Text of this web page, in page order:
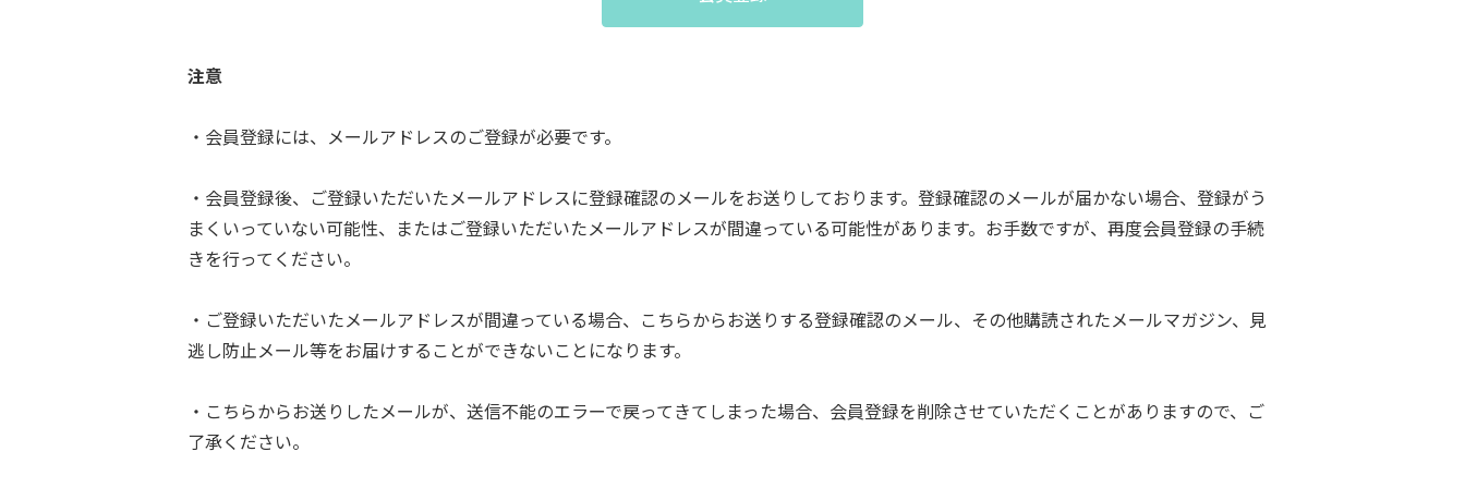
注意
・会員登録には、メールアドレスのご登録が必要です。
・会員登録後、ご登録いただいたメールアドレスに登録確認のメールをお送りしております。登録確認のメールが届かない場合、登録がう
まくいっていない可能性、またはご登録いただいたメールアドレスが間違っている可能性があります。お手数ですが、再度会員登録の手続
きを行ってください。
・ご登録いただいたメールアドレスが間違っている場合、こちらからお送りする登録確認のメール、その他購読されたメールマガジン、見
逃し防止メール等をお届けすることができないことになります。
・こちらからお送りしたメールが、送信不能のエラーで戻ってきてしまった場合、会員登録を削除させていただくことがありますので、ご
了承ください。